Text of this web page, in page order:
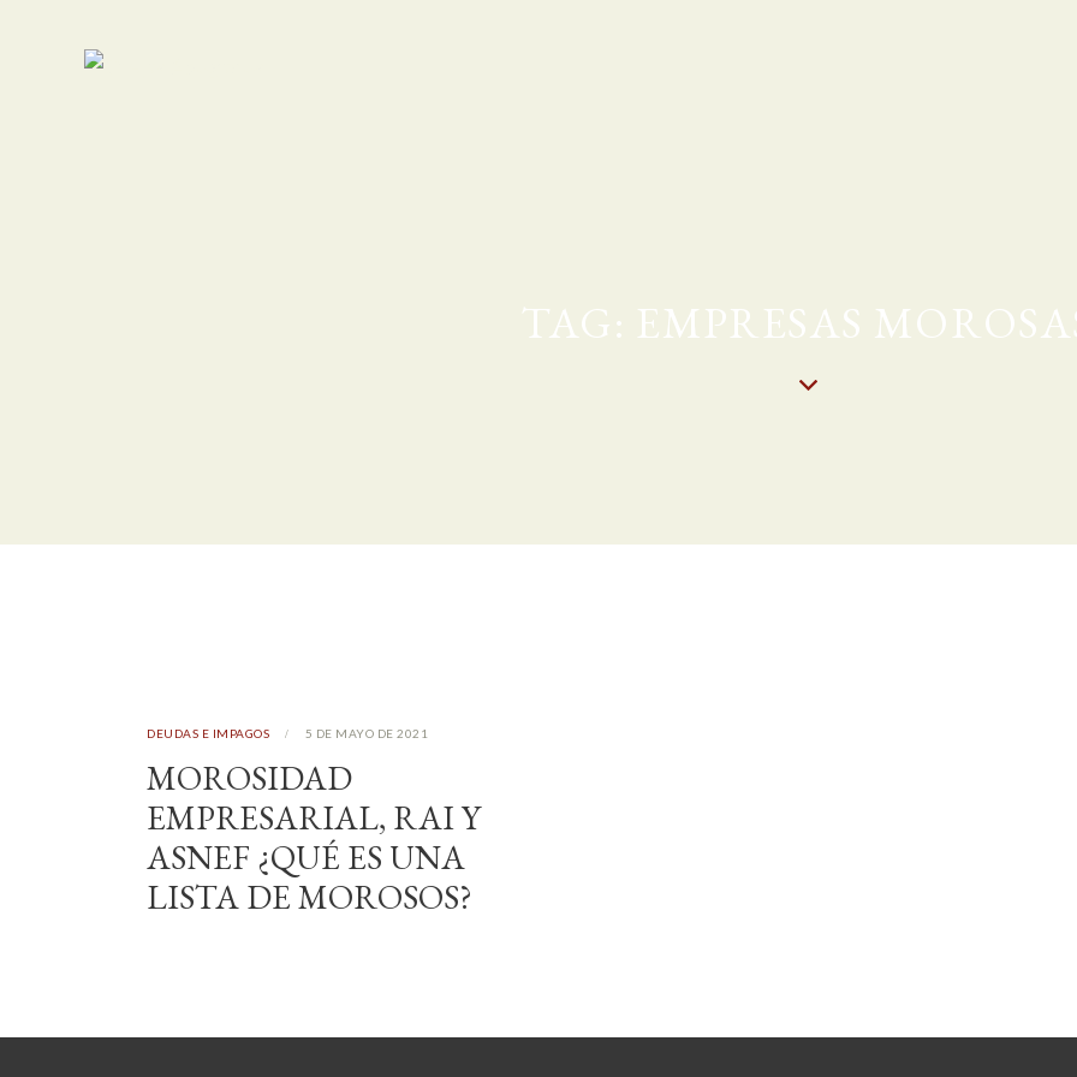
TAG: EMPRESAS
DEUDAS E IMPAGOS 5 DE MAYO DE 2021
MOROSIDAD
EMPRESARIAL, RAI Y
ASNEF ¿QUÉ ES UNA
LISTA DE MOROSOS?